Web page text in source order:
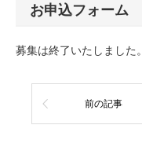
お申込フォーム
募集は終了いたしました。
前の記事